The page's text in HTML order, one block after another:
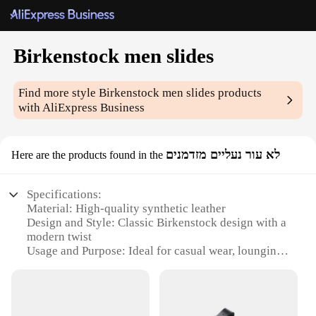
Birkenstock men slides
Find more styleBirkenstock men slides products
with AliExpress Business
Here are the products found in the לא עור נעליים מזדמנים
Specifications:
Material: High-quality synthetic leather
Design and Style: Classic Birkenstock design with a
modern twist
Usage and Purpose: Ideal for casual wear, lounging,
Shape or Size or Weight or Quantity: Available in